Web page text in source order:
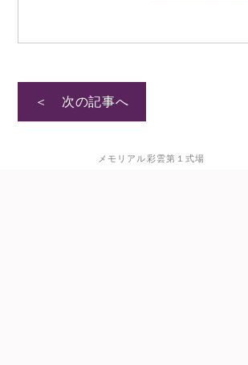
メモリアル彩雲第１式場
＜ 次の記事へ